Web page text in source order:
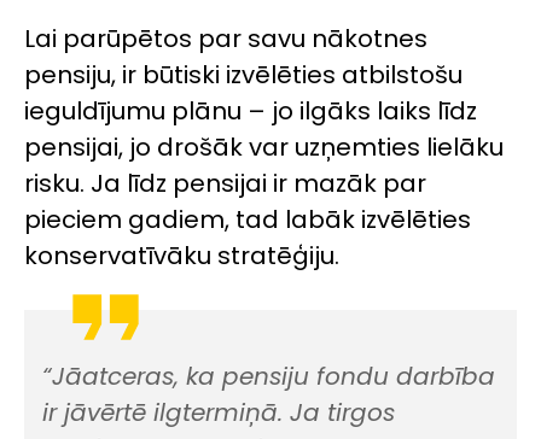
Lai parūpētos par savu nākotnes
pensiju, ir būtiski izvēlēties atbilstošu
ieguldījumu plānu – jo ilgāks laiks līdz
pensijai, jo drošāk var uzņemties lielāku
risku. Ja līdz pensijai ir mazāk par
pieciem gadiem, tad labāk izvēlēties
konservatīvāku stratēģiju.
“Jāatceras, ka pensiju fondu darbība
ir jāvērtē ilgtermiņā. Ja tirgos